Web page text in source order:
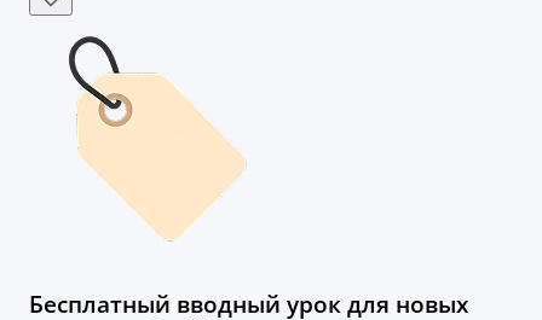
Бесплатный вводный урок для новых